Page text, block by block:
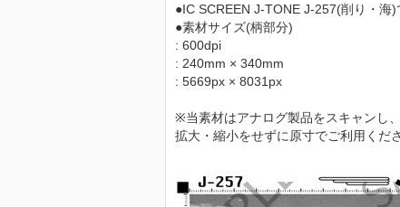
●IC SCREEN J-TONE J-257(削り・海)
●素材サイズ(柄部分)
: 600dpi
: 240mm × 340mm
: 5669px × 8031px
※当素材はアナログ製品をスキャンし
拡大・縮小をせずに原寸でご利用くださ